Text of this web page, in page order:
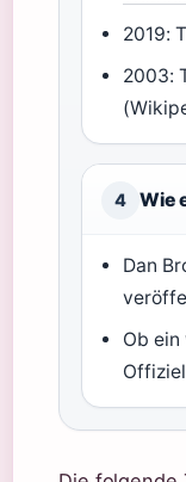
2019:
2003:
4 Wie
Dan
Ob